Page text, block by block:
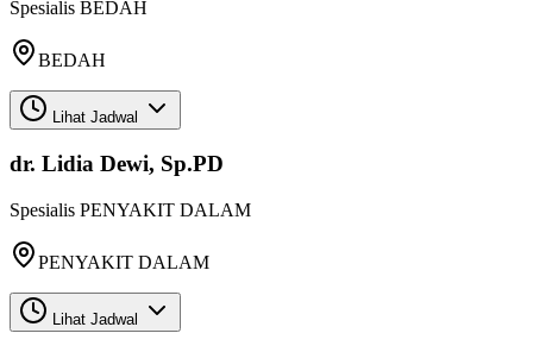
Spesialis BEDAH
BEDAH
Lihat Jadwal
dr. Lidia Dewi, Sp.PD
Spesialis PENYAKIT DALAM
PENYAKIT DALAM
Lihat Jadwal